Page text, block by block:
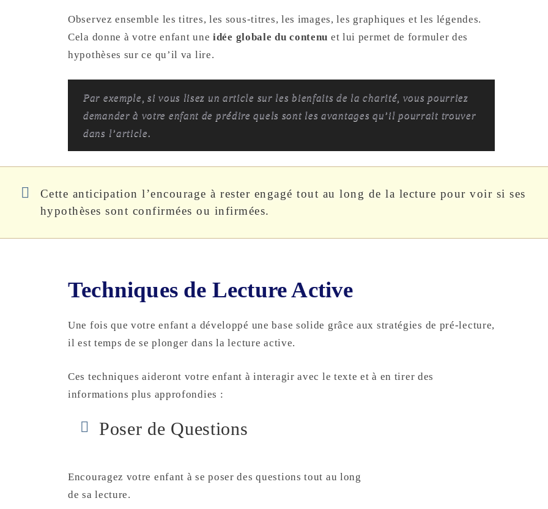
Observez ensemble les titres, les sous-titres, les images, les graphiques et les légendes.
Cela donne à votre enfant une idée globale du contenu et lui permet de formuler des
hypothèses sur ce qu’il va lire.
Par exemple, si vous lisez un article sur les bienfaits de la charité, vous pourriez
demander à votre enfant de prédire quels sont les avantages qu’il pourrait trouver
dans l’article.
Cette anticipation l’encourage à rester engagé tout au long de la lecture pour voir si ses
hypothèses sont confirmées ou infirmées.
Techniques de Lecture Active
Une fois que votre enfant a développé une base solide grâce aux stratégies de pré-lecture,
il est temps de se plonger dans la lecture active.
Ces techniques aideront votre enfant à interagir avec le texte et à en tirer des
informations plus approfondies :
Poser de Questions
Encouragez votre enfant à se poser des questions tout au long
de sa lecture.